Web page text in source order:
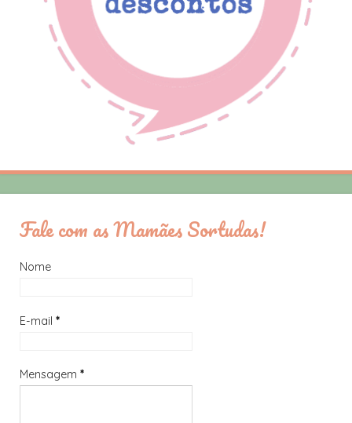
Fale com as Mamães Sortudas!
Nome
E-mail *
Mensagem *